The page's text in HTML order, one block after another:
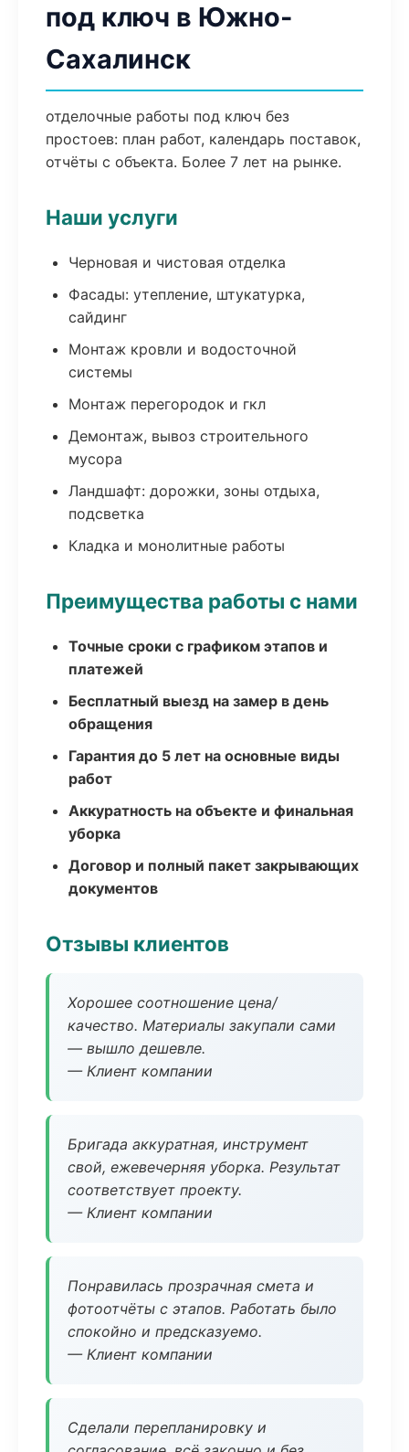
под ключ в Южно-
Сахалинск
отделочные работы под ключ без
простоев: план работ, календарь поставок,
отчёты с объекта. Более 7 лет на рынке.
Наши услуги
Черновая и чистовая отделка
Фасады: утепление, штукатурка,
сайдинг
Монтаж кровли и водосточной
системы
Монтаж перегородок и гкл
Демонтаж, вывоз строительного
мусора
Ландшафт: дорожки, зоны отдыха,
подсветка
Кладка и монолитные работы
Преимущества работы с нами
Точные сроки с графиком этапов и
платежей
Бесплатный выезд на замер в день
обращения
Гарантия до 5 лет на основные виды
работ
Аккуратность на объекте и финальная
уборка
Договор и полный пакет закрывающих
документов
Отзывы клиентов
Хорошее соотношение цена/
качество. Материалы закупали сами
— вышло дешевле.
— Клиент компании
Бригада аккуратная, инструмент
свой, ежевечерняя уборка. Результат
соответствует проекту.
— Клиент компании
Понравилась прозрачная смета и
фотоотчёты с этапов. Работать было
спокойно и предсказуемо.
— Клиент компании
Сделали перепланировку и